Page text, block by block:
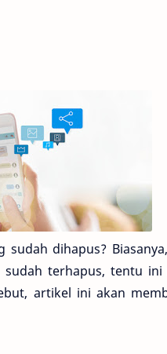
dihapus?
terhapus, tentu ini
artikel ini akan